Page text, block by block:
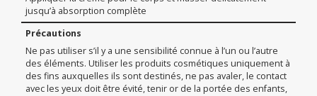
jusqu’à absorption complète
Précautions
Ne pas utiliser s’il y a une sensibilité connue à l’un ou l’autre
des éléments. Utiliser les produits cosmétiques uniquement à
des fins auxquelles ils sont destinés, ne pas avaler, le contact
avec les yeux doit être évité, tenir or de la portée des enfants,